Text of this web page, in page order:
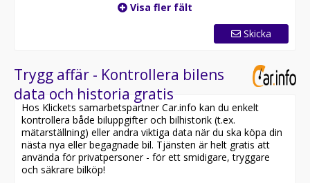
Visa fler fält
Skicka
Trygg affär - Kontrollera bilens
data och historia gratis
Hos Klickets samarbetspartner Car.info kan du enkelt
kontrollera både biluppgifter och bilhistorik (t.ex.
mätarställning) eller andra viktiga data när du ska köpa din
nästa nya eller begagnade bil. Tjänsten är helt gratis att
använda för privatpersoner - för ett smidigare, tryggare
och säkrare bilköp!